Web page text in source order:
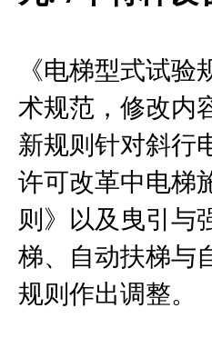
《电梯型式试验
术规范，修改内
新规则针对斜行
许可改革中电梯
则》以及曳引与
梯、自动扶梯与
规则作出调整。